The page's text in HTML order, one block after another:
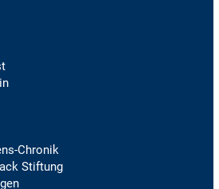
Chronik
Stiftung